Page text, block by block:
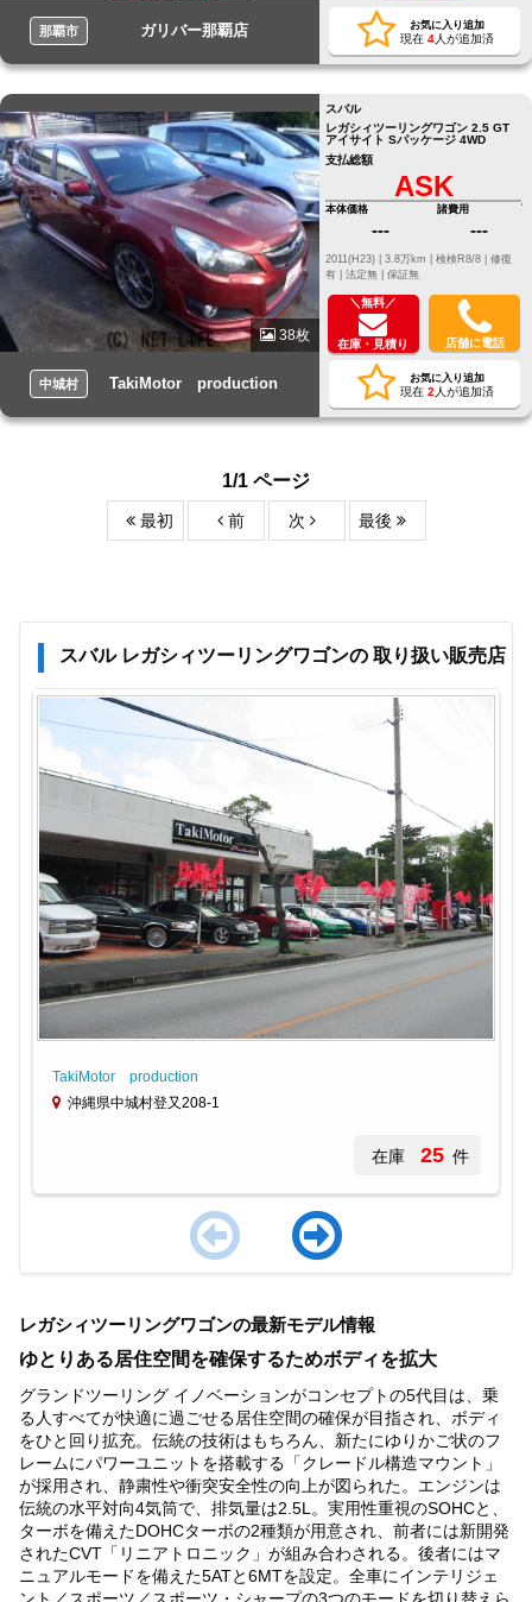
那覇市 ガリバー那覇店 お気に入り追加
現在 4人が追加済
38枚
中城村 TakiMotor production
スバル
レガシィツーリングワゴン 2.5 GT
アイサイト Sパッケージ 4WD
支払総額
ASK
本体価格
---
諸費用
---
修復
有 | 法定無 | 保証無
＼無料／
在庫・見積り 店舗に電話
お気に入り追加
現在 2 人が追加済
1/1 ページ
最初 前 次 最後
スバル レガシィツーリングワゴンの 取り扱い販売店
TakiMotor production
沖縄県中城村登又208-1
在庫 25 件
of
レガシィツーリングワゴンの最新モデル情報
ゆとりある居住空間を確保するためボディを拡大
グランドツーリング イノベーションがコンセプトの5代目は、乗
る人すべてが快適に過ごせる居住空間の確保が目指され、ボディ
をひと回り拡充。伝統の技術はもちろん、新たにゆりかご状のフ
レームにパワーユニットを搭載する「クレードル構造マウント」
が採用され、静粛性や衝突安全性の向上が図られた。エンジンは
伝統の水平対向4気筒で、排気量は2.5L。実用性重視のSOHCと、
ターボを備えたDOHCターボの2種類が用意され、前者には新開発
されたCVT「リニアトロニック」が組み合わされる。後者にはマ
ニュアルモードを備えた5ATと6MTを設定。全車にインテリジェ
ント／スポーツ／スポーツ・シャープの3つのモードを切り替えら